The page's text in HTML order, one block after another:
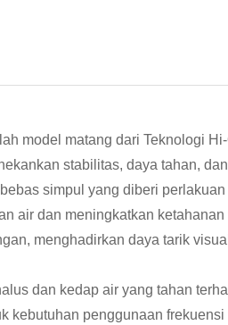
model matang dari Teknologi
stabilitas, daya tahan,
simpul yang diberi
air dan meningkatkan ketahanan
menghadirkan daya tarik
dan kedap air yang tahan
kebutuhan penggunaan